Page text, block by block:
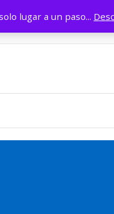
lugar a un paso...